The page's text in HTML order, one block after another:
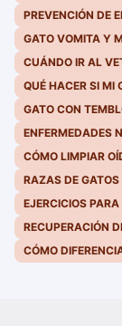
PREVENCIÓN DE
GATO VOMITA Y
CUÁNDO IR AL
QUÉ HACER SI MI
GATO CON
ENFERMEDADES
CÓMO LIMPIAR
RAZAS DE
EJERCICIOS
RECUPERACIÓN
CÓMO